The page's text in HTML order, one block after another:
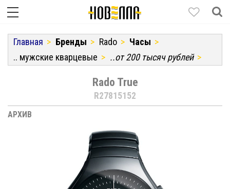
Главная Бренды Rado
Часы
.. мужские кварцевые
..от 200 тысяч рублей
Rado True
R27815152
АРХИВ